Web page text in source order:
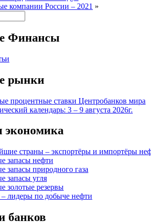
компании России – 2021 »
Финансы
рынки
процентные ставки Центробанков мира
календарь: 3 – 9 августа 2026г.
экономика
страны – экспортёры и импортёры
запасы нефти
запасы природного газа
запасы угля
золотые резервы
лидеры по добыче нефти
банков